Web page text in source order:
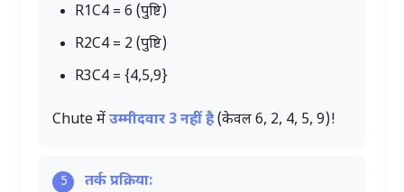
R1C4 = 6 (पुष्टि)
R2C4 = 2 (पुष्टि)
R3C4 = {4,5,9}
Chute मेंउम्मीदवार 3 नहीं है(केवल 6, 2, 4, 5, 9)!
5
तर्क प्रक्रिया: